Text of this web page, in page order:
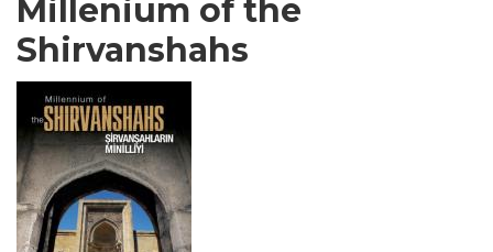
Millenium of the
Shirvanshahs